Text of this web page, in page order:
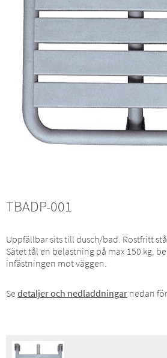
Sök:
TBADP-001
Uppfällbar sits till dusch/bad. Rostfritt
Sätet tål en belastning på max 150 kg,
infästningen mot väggen.
Se detaljer och nedladdningar nedan